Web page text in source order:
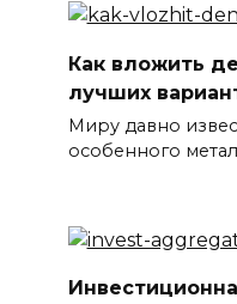
Как вложить
лучших
Миру давно
особенного